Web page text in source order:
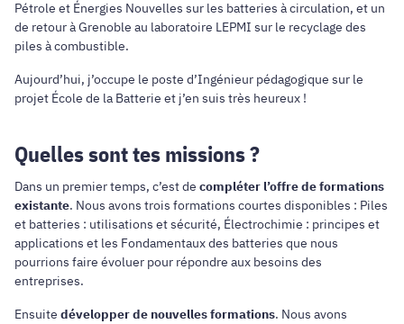
Pétrole et Énergies Nouvelles sur les batteries à circulation, et un
de retour à Grenoble au laboratoire LEPMI sur le recyclage des
piles à combustible.
Aujourd’hui, j’occupe le poste d’Ingénieur pédagogique sur le
projet École de la Batterie et j’en suis très heureux !
Quelles sont tes missions ?
Dans un premier temps, c’est de compléter l’offre de formations
existante. Nous avons trois formations courtes disponibles : Piles
et batteries : utilisations et sécurité, Électrochimie : principes et
applications et les Fondamentaux des batteries que nous
pourrions faire évoluer pour répondre aux besoins des
entreprises.
Ensuite développer de nouvelles formations. Nous avons